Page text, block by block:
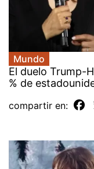
Mundo
El duelo Trump-
% de
compartir en: